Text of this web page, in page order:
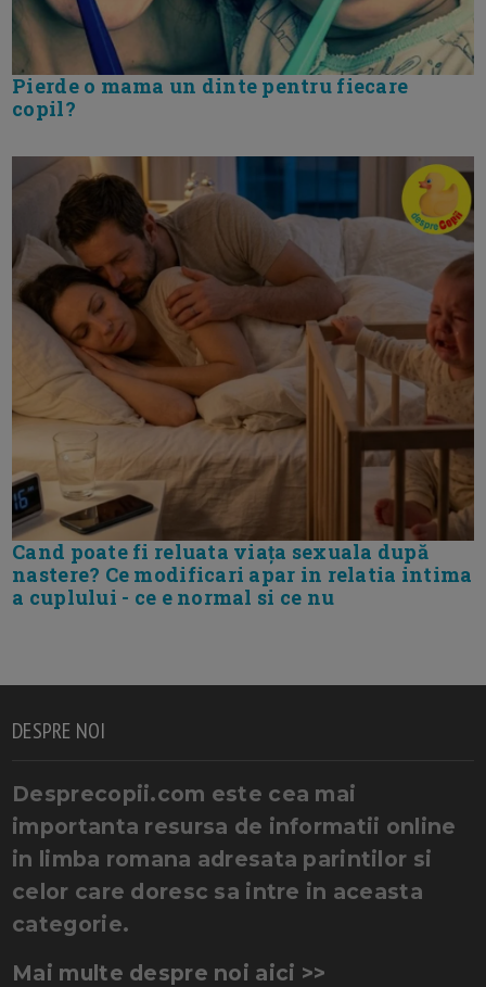
Pierde o mama un dinte pentru fiecare
copil?
Cand poate fi reluata viața sexuala după
nastere? Ce modificari apar in relatia intima
a cuplului - ce e normal si ce nu
DESPRE NOI
Desprecopii.com este cea mai
importanta resursa de informatii online
in limba romana adresata parintilor si
celor care doresc sa intre in aceasta
categorie.
Mai multe despre noi aici >>